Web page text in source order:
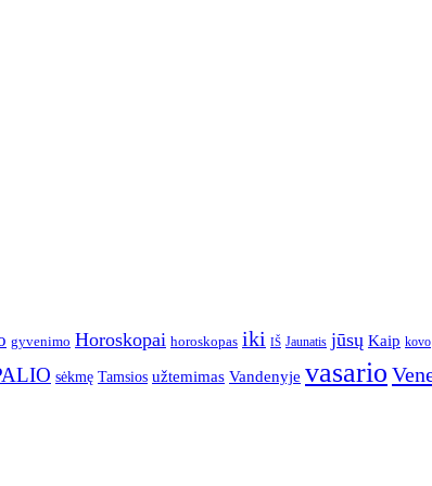
gyvenimo Horoskopai horoskopas iki IŠ Jaunatis jūsų Kaip kovo
sėkmę Tamsios užtemimas Vandenyje vasario